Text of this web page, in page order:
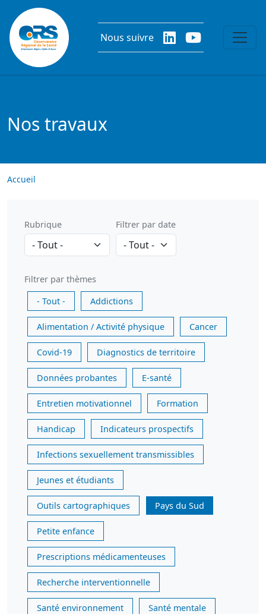
Aller au contenu principal
Nous suivre
Nos travaux
Accueil
Rubrique Filtrer par date
Filtrer par thèmes
- Tout -
Addictions
Alimentation / Activité physique Cancer
Covid-19 Diagnostics de territoire
Données probantes E-santé
Entretien motivationnel Formation
Handicap Indicateurs prospectifs
Infections sexuellement transmissibles
Jeunes et étudiants
Outils cartographiques Pays du Sud
Petite enfance
Prescriptions médicamenteuses
Recherche interventionnelle
Santé environnement Santé mentale